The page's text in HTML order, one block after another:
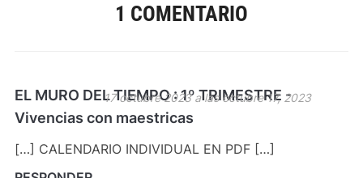
1 COMENTARIO
EL MURO DEL TIEMPO : 1º TRIMESTRE -
Vivencias con maestricas
17 octubre 2023 a las octubre 17, 2023
[…] CALENDARIO INDIVIDUAL EN PDF […]